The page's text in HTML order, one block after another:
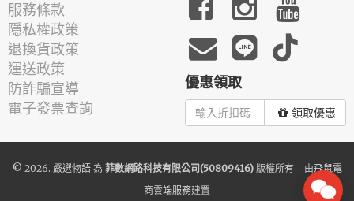
服務條款
隱私權政策
退換貨政策
運送政策
防詐騙宣導
電子發票查詢
優惠領取
領取優惠
© 2026. 嚴選物語為 菲數網路科技有限公司(50809416)版權所有 - 由飛鼠電
商雲端服務建置